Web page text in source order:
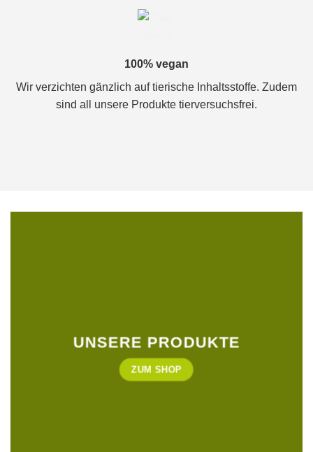
100% vegan
Wir verzichten gänzlich auf tierische Inhaltsstoffe. Zudem
sind all unsere Produkte tierversuchsfrei.
UNSERE PRODUKTE
ZUM SHOP